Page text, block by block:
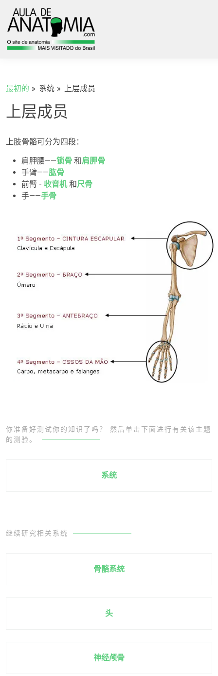
最初的 系统 上层成员
上层成员
上肢骨骼可分为四段：
肩胛腰——锁骨 和肩胛骨
手臂——肱骨
前臂 - 收音机 和尺骨
手——手骨
你准备好测试你的知识了吗？ 然后单击下面进行有关该主题
的测验。
系统
继续研究相关系统
骨骼系统
头
神经颅骨